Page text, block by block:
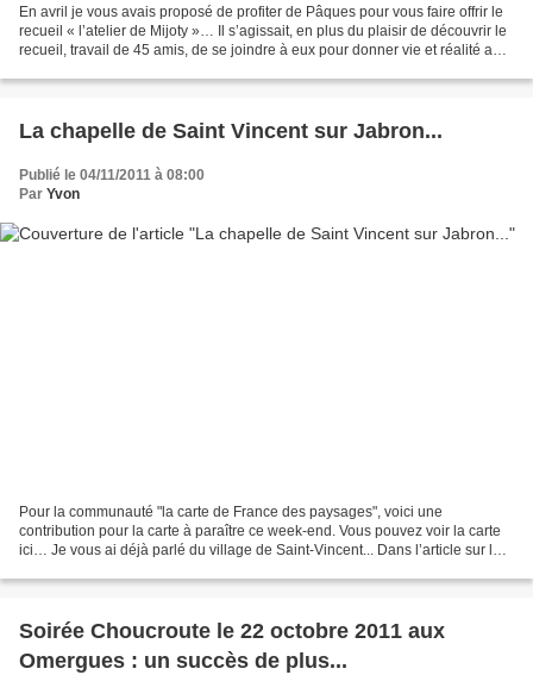
En avril je vous avais proposé de profiter de Pâques pour vous faire offrir le
recueil « l’atelier de Mijoty »… Il s’agissait, en plus du plaisir de découvrir le
recueil, travail de 45 amis, de se joindre à eux pour donner vie et réalité aux
La chapelle de Saint Vincent sur Jabron...
Publié le 04/11/2011 à 08:00
Par Yvon
Pour la communauté "la carte de France des paysages", voici une
contribution pour la carte à paraître ce week-end. Vous pouvez voir la carte
ici… Je vous ai déjà parlé du village de Saint-Vincent... Dans l’article sur le
Soirée Choucroute le 22 octobre 2011 aux
Omergues : un succès de plus...